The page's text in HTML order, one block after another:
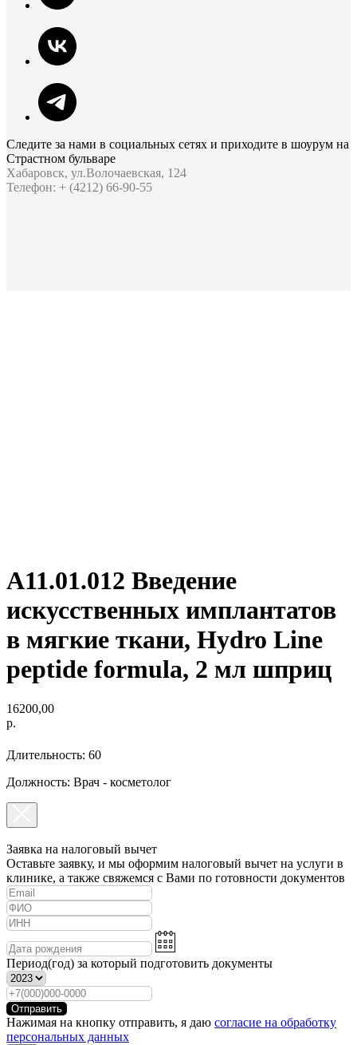
Следите за нами в социальных сетях и приходите в шоурум на
Страстном бульваре
Хабаровск, ул.Волочаевская, 124
Телефон: + (4212) 66-90-55
А11.01.012 Введение
искусственных имплантатов
в мягкие ткани, Hydro Line
peptide formula, 2 мл шприц
16200,00
р.
Длительность: 60
Должность: Врач - косметолог
Заявка на налоговый вычет
Оставьте заявку, и мы оформим налоговый вычет на услуги в
клинике, а также свяжемся с Вами по готовности документов
Период(год) за который подготовить документы
Отправить
Нажимая на кнопку отправить, я даю согласие на обработку
персональных данных